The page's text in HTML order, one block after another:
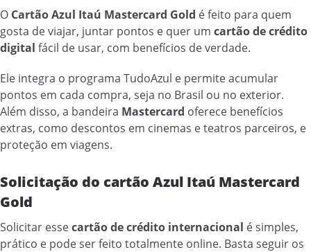
O Cartão Azul Itaú Mastercard Gold é feito para quem
gosta de viajar, juntar pontos e quer um cartão de crédito
digital fácil de usar, com benefícios de verdade.
Ele integra o programa TudoAzul e permite acumular
pontos em cada compra, seja no Brasil ou no exterior.
Além disso, a bandeira Mastercard oferece benefícios
extras, como descontos em cinemas e teatros parceiros, e
proteção em viagens.
Solicitação do cartão Azul Itaú Mastercard
Gold
Solicitar essecartão de crédito internacional é simples,
prático e pode ser feito totalmente online. Basta seguir os